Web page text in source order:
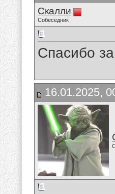
Скалли
Собеседник
Спасибо
16.01.2025,